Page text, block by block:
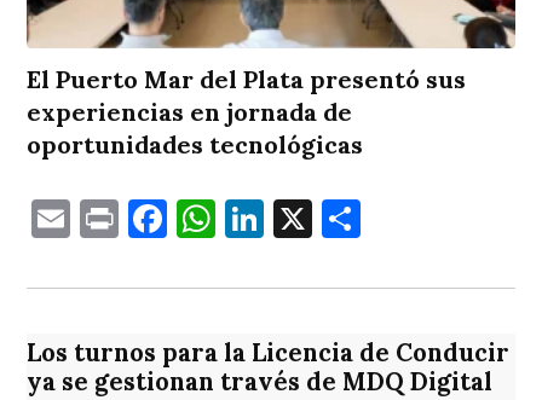
El Puerto Mar del Plata presentó sus
experiencias en jornada de
oportunidades tecnológicas
EmailPrintFacebook
WhatsApp
LinkedIn
X
Los turnos para la Licencia de Conducir
ya se gestionan través de MDQ Digital